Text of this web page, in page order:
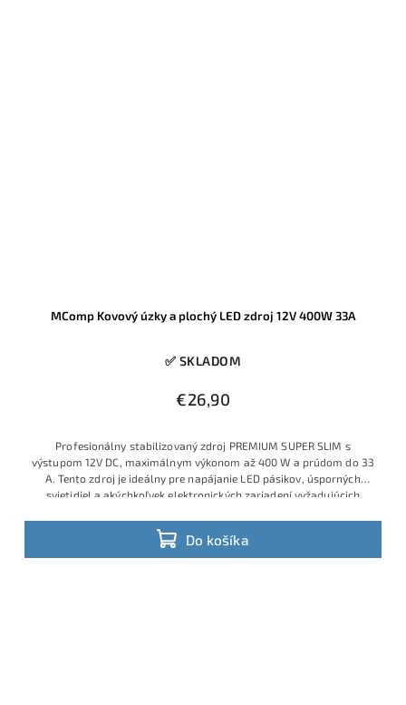
MComp Kovový úzky a plochý LED zdroj 12V 400W 33A
✅ SKLADOM
€26,90
Do košíka
Profesionálny stabilizovaný zdroj PREMIUM SUPER SLIM s
výstupom 12V DC, maximálnym výkonom až 400 W a prúdom do 33
A. Tento zdroj je ideálny pre napájanie LED pásikov, úsporných
svietidiel a akýchkoľvek elektronických zariadení vyžadujúcich
konštrukcii a malej váhe sa zmestí aj do úzkych priestorov, LED
profilov, nábytku či rozvádzača.